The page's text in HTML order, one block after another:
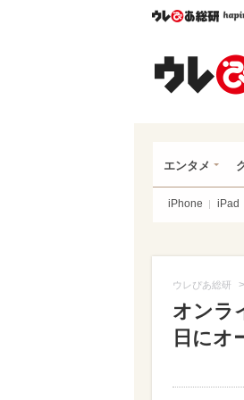
ウ
エンタメ
iPhone iPad
ウレぴあ総研 >
オンラ
日にオ